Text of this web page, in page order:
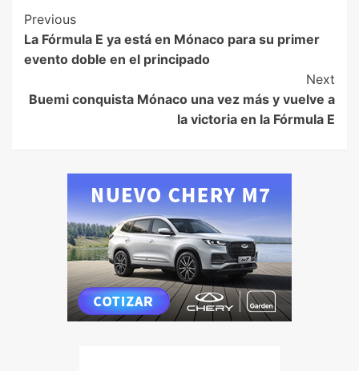
Previous
La Fórmula E ya está en Mónaco para su primer
evento doble en el principado
Next
Buemi conquista Mónaco una vez más y vuelve a
la victoria en la Fórmula E